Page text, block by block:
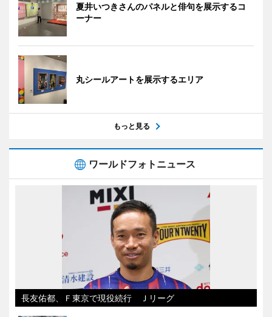
夏井いつきさんのパネルと俳句を展示するコ
ーナー
丸シールアートを展示するエリア
もっと見る
ワールドフォトニュース
長友佑都、Ｆ東京で現役続行 Ｊリーグ